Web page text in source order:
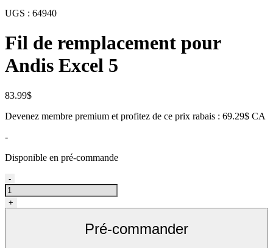
UGS : 64940
Fil de remplacement pour
Andis Excel 5
83.99$
Devenez membre premium et profitez de ce prix rabais : 69.29$ CA
-
Disponible en pré-commande
quantité
de
Fil
de
-
+
Pré-commander